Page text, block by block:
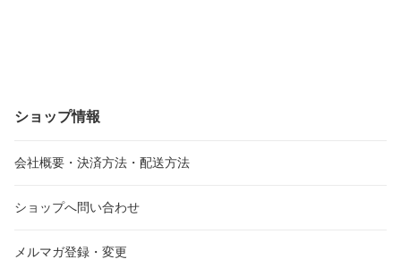
ショップ情報
会社概要・決済方法・配送方法
ショップへ問い合わせ
メルマガ登録・変更